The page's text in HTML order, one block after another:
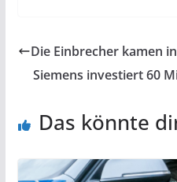
Die Einbrecher kamen
Siemens investiert 60
Das könnte